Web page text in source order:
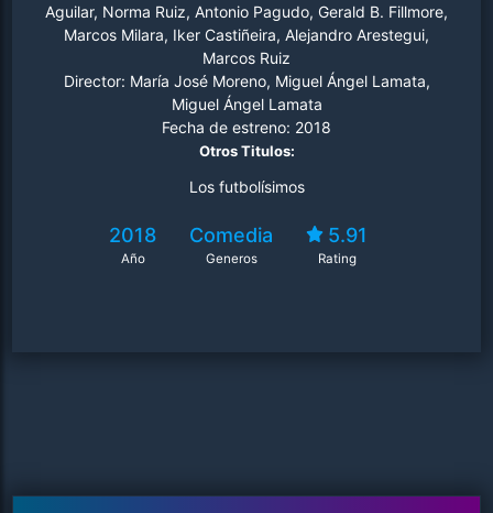
perder la categoría. La historia se oscurece en la
celebración del primer partido, cuando el árbitro se
queda profundamente dormido durante una jugada
decisiva, lo que provoca que los chicos de Soto Alto
pierdan el partido. Este fenómeno vuelve a ocurrir en el
segundo encuentro, lo que lleva a Francisco y sus
amigos a querer investigar qué es lo que está
y decisivo enfrentamiento.
Aguilar, Norma Ruiz, Antonio Pagudo, Gerald B. Fillmore,
Marcos Milara, Iker Castiñeira, Alejandro Arestegui,
Marcos Ruiz
Director: María José Moreno, Miguel Ángel Lamata,
Miguel Ángel Lamata
Fecha de estreno: 2018
Otros Titulos:
Los futbolísimos
2018
Año
Comedia
Generos
5.91
Rating